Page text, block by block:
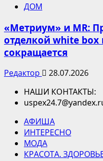
ДОМ
«Метриум» и MR:
отделкой white
сокращается
Редактор
28.07.2026
НАШИ КОНТАКТЫ:
АФИША
ИНТЕРЕСНО
МОДА
КРАСОТА.